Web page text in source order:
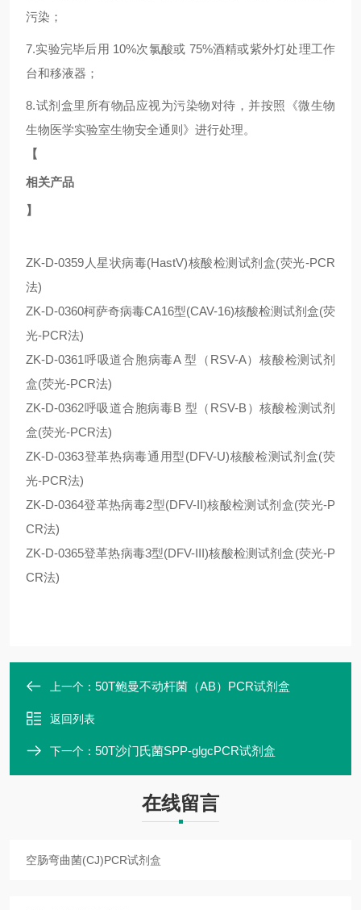
污染；
7.实验完毕后用 10%次氯酸或 75%酒精或紫外灯处理工作
台和移液器；
8.试剂盒里所有物品应视为污染物对待，并按照《微生物
生物医学实验室生物安全通则》进行处理。
【
相关产品
】
ZK-D-0359人星状病毒(HastV)核酸检测试剂盒(荧光-PCR
法)
ZK-D-0360柯萨奇病毒CA16型(CAV-16)核酸检测试剂盒(荧
光-PCR法)
ZK-D-0361呼吸道合胞病毒A 型（RSV-A）核酸检测试剂
盒(荧光-PCR法)
ZK-D-0362呼吸道合胞病毒B 型（RSV-B）核酸检测试剂
盒(荧光-PCR法)
ZK-D-0363登革热病毒通用型(DFV-U)核酸检测试剂盒(荧
光-PCR法)
ZK-D-0364登革热病毒2型(DFV-II)核酸检测试剂盒(荧光-P
CR法)
ZK-D-0365登革热病毒3型(DFV-III)核酸检测试剂盒(荧光-P
CR法)
上一个： 50T鲍曼不动杆菌（AB）PCR试剂盒
返回列表
下一个： 50T沙门氏菌SPP-glgcPCR试剂盒
在线留言